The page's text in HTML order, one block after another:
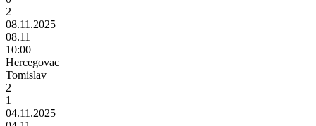
2
08.11.2025
08.11
10:00
Hercegovac
Tomislav
2
1
04.11.2025